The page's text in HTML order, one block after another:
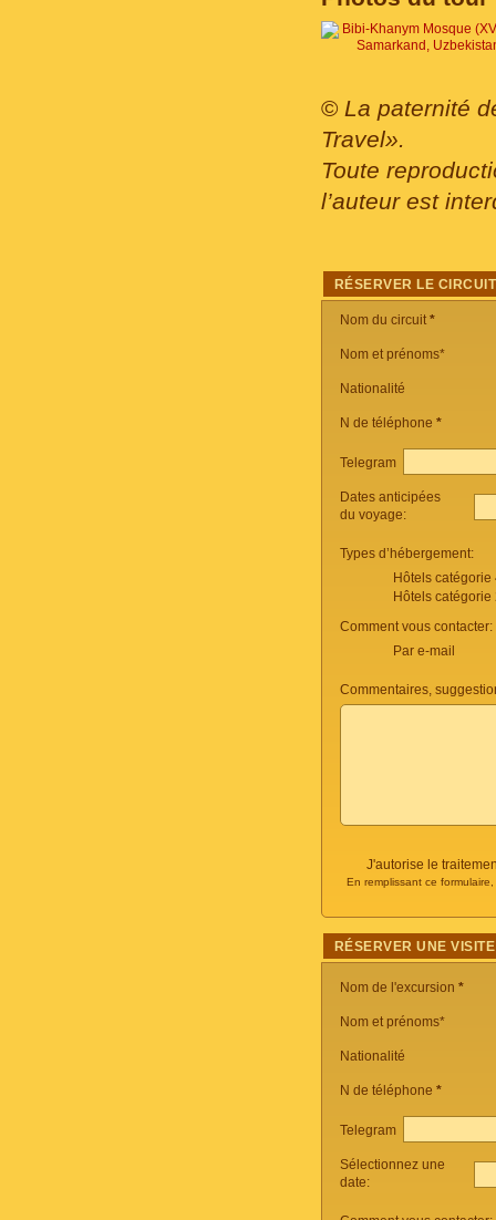
© La paternité
Travel».
Toute
l’auteur est
RÉSERVER LE CIRCUIT
Nom du circuit*
Nom et prénoms*
Nationalité
N de téléphone *
Telegram
Dates anticipées
du voyage:
Types d’hébergement:
Hôtels
Hôtels
Comment vous contacter:
Par e-mail
Commentaires,
J'autorise le
En remplissant ce
RÉSERVER UNE
Nom de l'excursion *
Nom et prénoms*
Nationalité
N de téléphone *
Telegram
Sélectionnez une
date: